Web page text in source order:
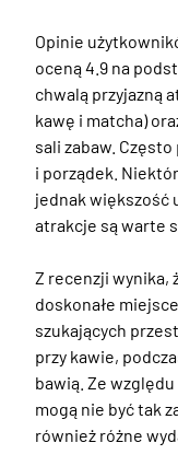
Opinie
oceną 4.9 na
chwalą przyjazną
kawę i matcha)
sali zabaw.
i porządek.
jednak większość
atrakcje są warte
Z recenzji wynika,
doskonałe
szukających
przy kawie,
bawią. Ze
mogą nie być tak
również różne